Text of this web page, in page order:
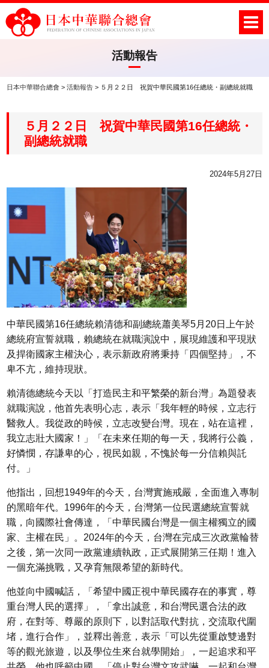
活動報告
日本中華聯合總會 >活動報告 > ５月２２日 祝賀中華民國第16任總統・副總統就職
５月２２日 祝賀中華民國第16任總統・
副總統就職
2024年5月27日
中華民國第16任總統賴清德和副總統蕭美琴5月20日上午於
總統府宣誓就職，賴總統在就職演說中，展現維護和平現狀
及捍衛國家主權決心，表示新政府將秉持「四個堅持」，不
卑不亢，維持現狀。
賴清德總統今天以「打造民主和平繁榮的新台灣」為題發表
就職演說，他首先表明心志，表示「我年輕的時候，立志行
醫救人。我從政的時候，立志改變台灣。現在，站在這裡，
我立志壯大國家！」「在未來任期的每一天，我將行公義，
好憐憫，存謙卑的心，視民如親，不愧於每一分信賴與託
付。」
他指出，回想1949年的今天，台灣實施戒嚴，全面進入專制
的黑暗年代。1996年的今天，台灣第一位民選總統宣誓就
職，向國際社會傳達，「中華民國台灣是一個主權獨立的國
家、主權在民」。2024年的今天，台灣在完成三次政黨輪替
之後，第一次同一政黨連續執政，正式展開第三任期！進入
一個充滿挑戰，又孕育無限希望的新時代。
他並向中國喊話，「希望中國正視中華民國存在的事實，尊
重台灣人民的選擇」，「拿出誠意，和台灣民選合法的政
府，在對等、尊嚴的原則下，以對話取代對抗，交流取代圍
堵，進行合作」，並釋出善意，表示「可以先從重啟雙邊對
等的觀光旅遊，以及學位生來台就學開始」，一起追求和平